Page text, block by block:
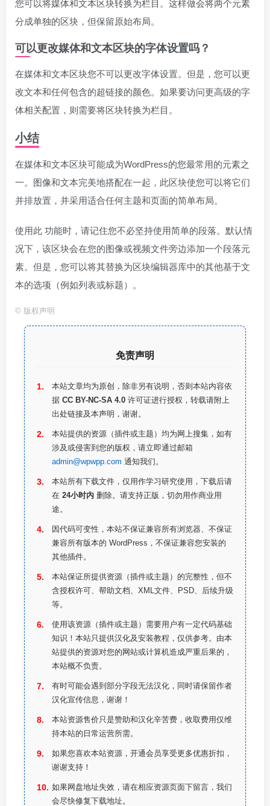
您可以将媒体和文本区块转换为栏目。这样做会将两个元素
分成单独的区块，但保留原始布局。
可以更改媒体和文本区块的字体设置吗？
在媒体和文本区块您不可以更改字体设置。但是，您可以更
改文本和任何包含的超链接的颜色。如果要访问更高级的字
体相关配置，则需要将区块转换为栏目。
小结
在媒体和文本区块可能成为WordPress的您最常用的元素之
一。图像和文本完美地搭配在一起，此区块使您可以将它们
并排放置，并采用适合任何主题和页面的简单布局。
使用此 功能时，请记住您不必坚持使用简单的段落。默认情
况下，该区块会在您的图像或视频文件旁边添加一个段落元
素。但是，您可以将其替换为区块编辑器库中的其他基于文
本的选项（例如列表或标题）。
© 版权声明
免责声明
本站文章均为原创，除非另有说明，否则本站内容依
据 CC BY-NC-SA 4.0 许可证进行授权，转载请附上
出处链接及本声明，谢谢。
本站提供的资源（插件或主题）均为网上搜集，如有
涉及或侵害到您的版权，请立即通过邮箱
admin@wpwpp.com 通知我们。
本站所有下载文件，仅用作学习研究使用，下载后请
在 24小时内 删除。请支持正版，切勿用作商业用
途。
因代码可变性，本站不保证兼容所有浏览器、不保证
兼容所有版本的 WordPress，不保证兼容您安装的
其他插件。
本站保证所提供资源（插件或主题）的完整性，但不
含授权许可、帮助文档、XML文件、PSD、后续升级
等。
使用该资源（插件或主题）需要用户有一定代码基础
知识！本站只提供汉化及安装教程，仅供参考。由本
站提供的资源对您的网站或计算机造成严重后果的，
本站概不负责。
有时可能会遇到部分字段无法汉化，同时请保留作者
汉化宣传信息，谢谢！
本站资源售价只是赞助和汉化辛苦费，收取费用仅维
持本站的日常运营所需。
如果您喜欢本站资源，开通会员享受更多优惠折扣，
谢谢支持！
如果网盘地址失效，请在相应资源页面下留言，我们
会尽快修复下载地址。